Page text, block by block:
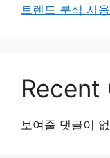
트렌드 분석 사
Recent
보여줄 댓글이